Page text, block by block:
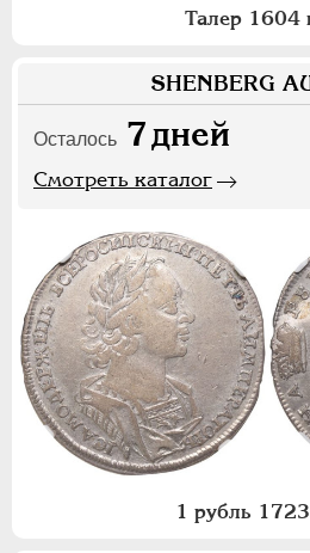
Талер 1604
SHENBERG
Осталось 7дней
Смотреть каталог
1 рубль